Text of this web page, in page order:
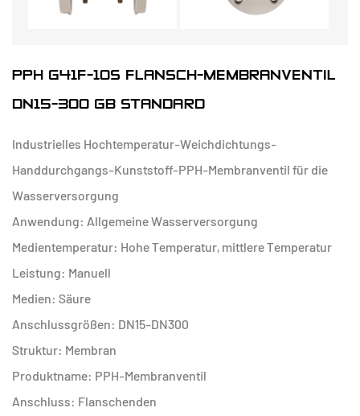
PPH G41F-10S FLANSCH-MEMBRANVENTIL
DN15-300 GB STANDARD
Industrielles Hochtemperatur-Weichdichtungs-
Handdurchgangs-Kunststoff-PPH-Membranventil für die
Wasserversorgung
Anwendung: Allgemeine Wasserversorgung
Medientemperatur: Hohe Temperatur, mittlere Temperatur
Leistung: Manuell
Medien: Säure
Anschlussgrößen: DN15-DN300
Struktur: Membran
Produktname: PPH-Membranventil
Anschluss: Flanschenden